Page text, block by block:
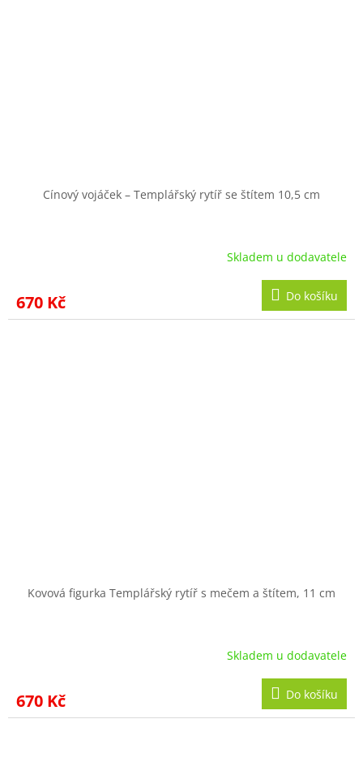
Cínový vojáček – Templářský rytíř se štítem 10,5 cm
Skladem u dodavatele
670 Kč Do košíku
Kovová figurka Templářský rytíř s mečem a štítem, 11 cm
Skladem u dodavatele
670 Kč Do košíku